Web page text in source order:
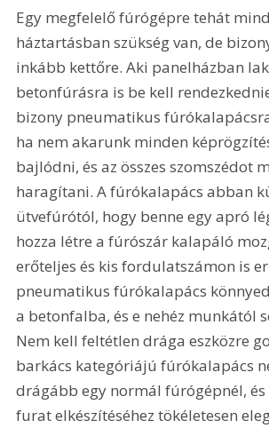
Egy megfelelő fúrógépre tehát
háztartásban szükség van, de
inkább kettőre. Aki panelházban
betonfúrásra is be kell
bizony pneumatikus
ha nem akarunk minden
bajlódni, és az összes szomszédot
haragítani. A fúrókalapács abban
ütvefúrótól, hogy benne egy apró
hozza létre a fúrószár kalapáló
erőteljes és kis fordulatszámon is
pneumatikus fúrókalapács
a betonfalba, és e nehéz munkától
Nem kell feltétlen drága eszközre
barkács kategóriájú fúrókalapács
drágább egy normál fúrógépnél, és
furat elkészítéséhez tökéletesen